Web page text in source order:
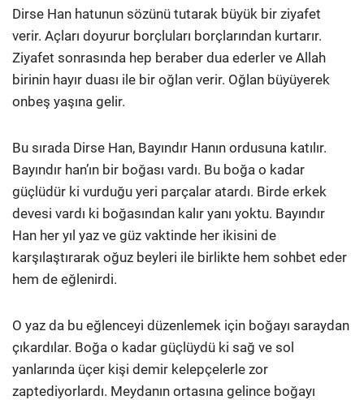
Dirse Han hatunun sözünü tutarak büyük bir ziyafet
verir. Açları doyurur borçluları borçlarından kurtarır.
Ziyafet sonrasında hep beraber dua ederler ve Allah
birinin hayır duası ile bir oğlan verir. Oğlan büyüyerek
onbeş yaşına gelir.
Bu sırada Dirse Han, Bayındır Hanın ordusuna katılır.
Bayındır han’ın bir boğası vardı. Bu boğa o kadar
güçlüdür ki vurduğu yeri parçalar atardı. Birde erkek
devesi vardı ki boğasından kalır yanı yoktu. Bayındır
Han her yıl yaz ve güz vaktinde her ikisini de
karşılaştırarak oğuz beyleri ile birlikte hem sohbet eder
hem de eğlenirdi.
O yaz da bu eğlenceyi düzenlemek için boğayı saraydan
çıkardılar. Boğa o kadar güçlüydü ki sağ ve sol
yanlarında üçer kişi demir kelepçelerle zor
zaptediyorlardı. Meydanın ortasına gelince boğayı